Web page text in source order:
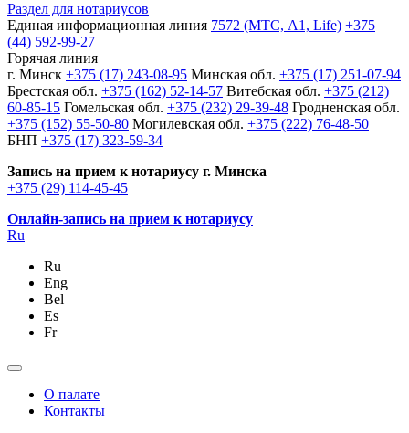
Раздел для нотариусов
Единая информационная линия 7572 (МТС, A1, Life) +375
(44) 592-99-27
Горячая линия
г. Минск +375 (17) 243-08-95 Минская обл. +375 (17) 251-07-94
Брестская обл. +375 (162) 52-14-57 Витебская обл. +375 (212)
60-85-15 Гомельская обл. +375 (232) 29-39-48 Гродненская обл.
+375 (152) 55-50-80 Могилевская обл. +375 (222) 76-48-50
БНП +375 (17) 323-59-34
Запись на прием к нотариусу г. Минска
+375 (29) 114-45-45
Онлайн-запись на прием к нотариусу
Ru
Ru
Eng
Bel
Es
Fr
О палате
Контакты